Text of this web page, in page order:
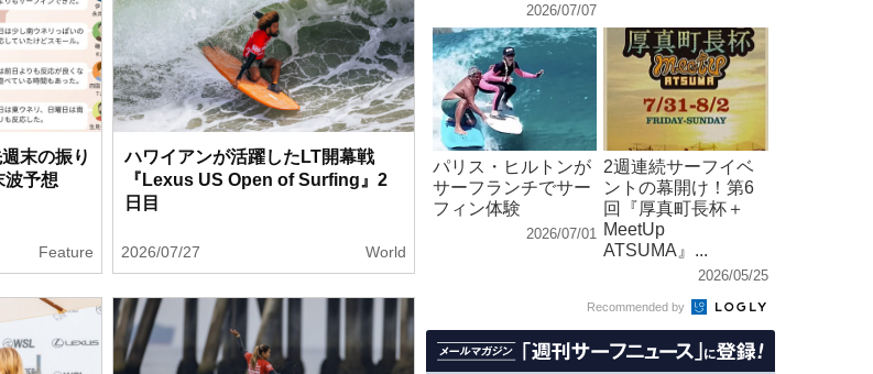
末の振り
波予想
Feature
ハワイアンが活躍したLT開幕戦
『Lexus US Open of Surfing』2
日目
2026/07/27 World
2026/07/07
パリス・ヒルトンが
サーフランチでサー
フィン体験
2026/07/01
2週連続サーフイベ
ントの幕開け！第6
回『厚真町⻑杯＋
MeetUp
ATSUMA』...
2026/05/25
Recommended by